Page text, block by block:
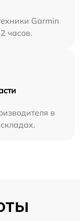
Garmin
часов.
в